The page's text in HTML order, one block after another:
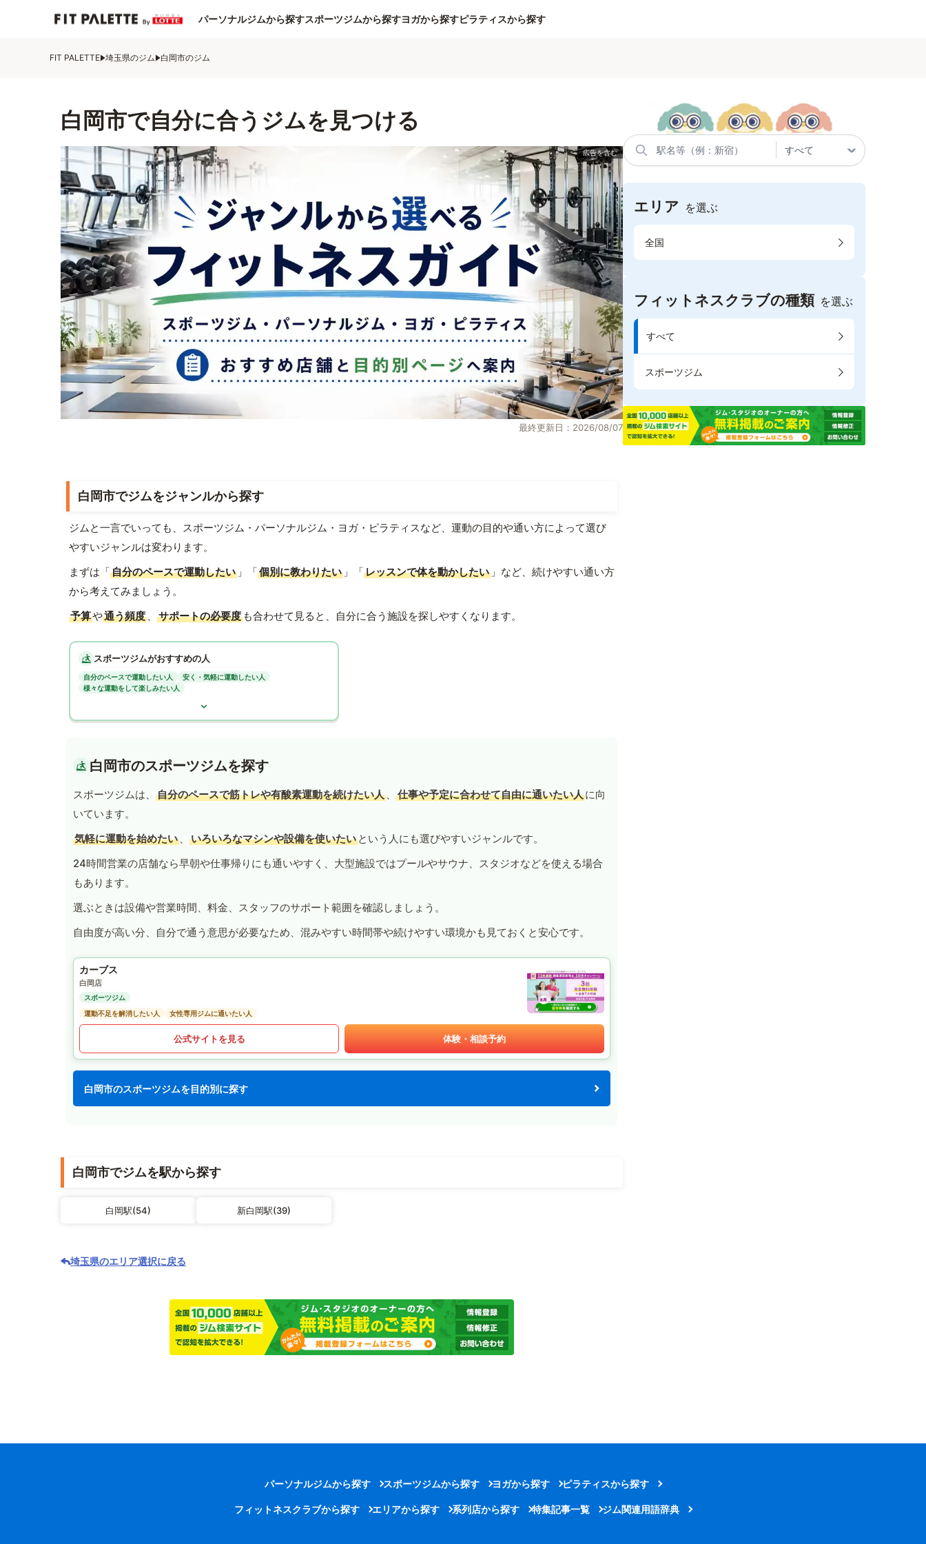
パーソナルジムから探すスポーツジムから探すヨガから探すピラティスから探す
FIT PALETTE 埼玉県のジム 白岡市のジム
白岡市で自分に合うジムを見つける
最終更新日：2026/08/07
白岡市でジムをジャンルから探す
ジムと一言でいっても、スポーツジム・パーソナルジム・ヨガ・ピラティスなど、運動の目的や通い方によって選び
やすいジャンルは変わります。
まずは「自分のペースで運動したい 」「個別に教わりたい 」「レッスンで体を動かしたい 」など、続けやすい通い方
から考えてみましょう。
予算や通う頻度 、 サポートの必要度 も合わせて見ると、自分に合う施設を探しやすくなります。
スポーツジムがおすすめの人
自分のペースで運動したい人
安く・気軽に運動したい人
様々な運動をして楽しみたい人
白岡市のスポーツジムを探す
スポーツジムは、 自分のペースで筋トレや有酸素運動を続けたい人 、 仕事や予定に合わせて自由に通いたい人に向
いています。
気軽に運動を始めたい 、 いろいろなマシンや設備を使いたい という人にも選びやすいジャンルです。
24時間営業の店舗なら早朝や仕事帰りにも通いやすく、大型施設ではプールやサウナ、スタジオなどを使える場合
もあります。
選ぶときは設備や営業時間、料金、スタッフのサポート範囲を確認しましょう。
自由度が高い分、自分で通う意思が必要なため、混みやすい時間帯や続けやすい環境かも見ておくと安心です。
カーブス
白岡店
スポーツジム
運動不足を解消したい人
女性専用ジムに通いたい人
公式サイトを見る 体験・相談予約
白岡市のスポーツジムを目的別に探す
白岡市でジムを駅から探す
白岡駅(54) 新白岡駅(39)
埼玉県のエリア選択に戻る
エリア を選ぶ
全国
フィットネスクラブの種類 を選ぶ
すべて
スポーツジム
パーソナルジムから探す スポーツジムから探す ヨガから探す ピラティスから探す
フィットネスクラブから探す エリアから探す 系列店から探す 特集記事一覧 ジム関連用語辞典